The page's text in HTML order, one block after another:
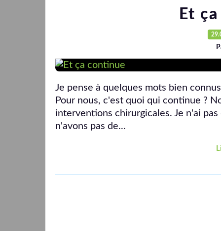
Et
Je pense à quelques mots bien
Pour nous, c'est quoi qui continue ?
interventions chirurgicales. Je n'ai
n'avons pas de...